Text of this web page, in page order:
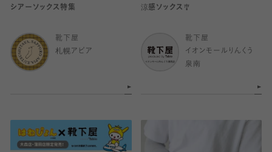
シアーソックス特集
靴下屋
札幌アピア
涼感ソックス🎐
靴下屋
イオンモールりんくう
泉南